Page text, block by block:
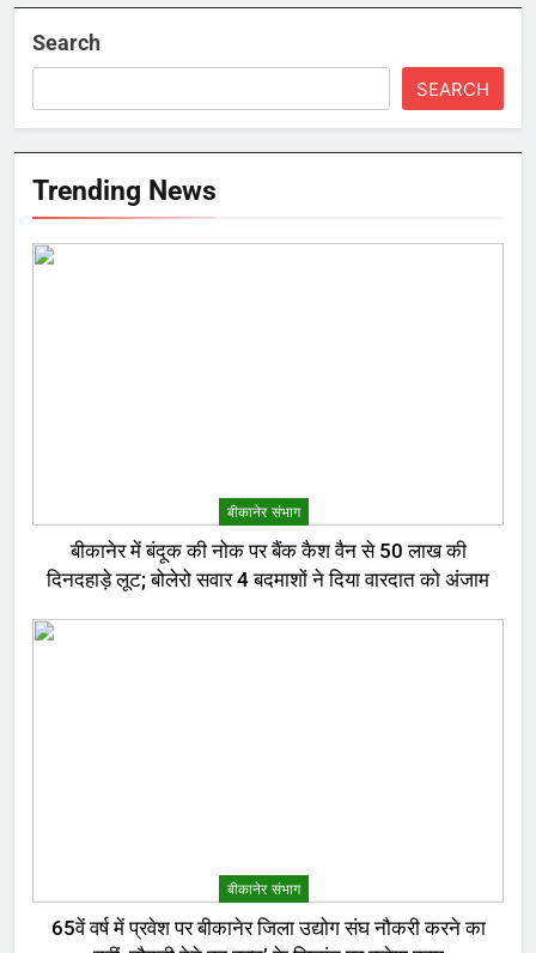
Search
SEARCH
Trending News
बीकानेर संभाग
बीकानेर में बंदूक की नोक पर बैंक कैश वैन से 50 लाख की
दिनदहाड़े लूट; बोलेरो सवार 4 बदमाशों ने दिया वारदात को अंजाम
बीकानेर संभाग
65वें वर्ष में प्रवेश पर बीकानेर जिला उद्योग संघ नौकरी करने का